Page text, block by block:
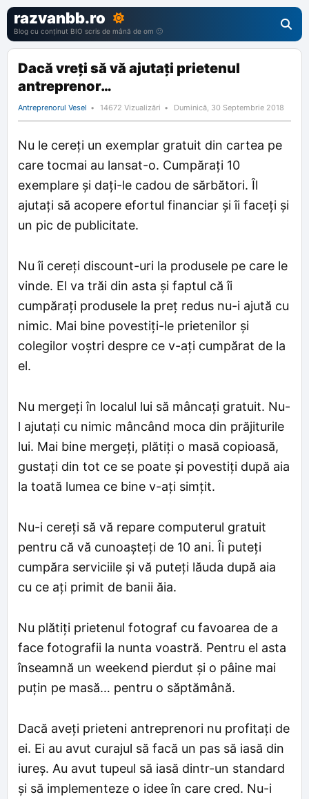
razvanbb.ro
Blog cu conținut BIO scris de mână de om 🙂
Dacă vreți să vă ajutați prietenul
antreprenor…
Antreprenorul Vesel 14672 Vizualizări Duminică, 30 Septembrie 2018
Nu le cereți un exemplar gratuit din cartea pe
care tocmai au lansat-o. Cumpărați 10
exemplare și dați-le cadou de sărbători. Îl
ajutați să acopere efortul financiar și îi faceți și
un pic de publicitate.
Nu îi cereți discount-uri la produsele pe care le
vinde. El va trăi din asta și faptul că îi
cumpărați produsele la preț redus nu-i ajută cu
nimic. Mai bine povestiți-le prietenilor și
colegilor voștri despre ce v-ați cumpărat de la
el.
Nu mergeți în localul lui să mâncați gratuit. Nu-
l ajutați cu nimic mâncând moca din prăjiturile
lui. Mai bine mergeți, plătiți o masă copioasă,
gustați din tot ce se poate și povestiți după aia
la toată lumea ce bine v-ați simțit.
Nu-i cereți să vă repare computerul gratuit
pentru că vă cunoașteți de 10 ani. Îi puteți
cumpăra serviciile și vă puteți lăuda după aia
cu ce ați primit de banii ăia.
Nu plătiți prietenul fotograf cu favoarea de a
face fotografii la nunta voastră. Pentru el asta
înseamnă un weekend pierdut și o pâine mai
puțin pe masă… pentru o săptămână.
Dacă aveți prieteni antreprenori nu profitați de
ei. Ei au avut curajul să facă un pas să iasă din
iureș. Au avut tupeul să iasă dintr-un standard
și să implementeze o idee în care cred. Nu-i